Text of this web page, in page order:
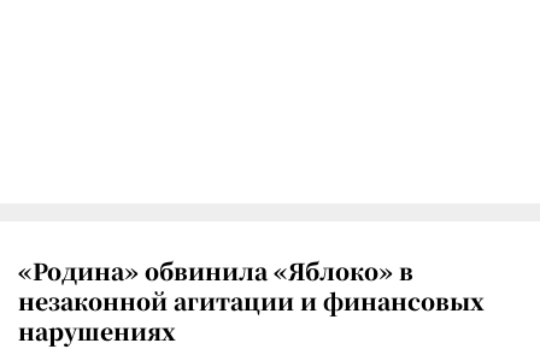
«Родина» обвинила «Яблоко» в
незаконной агитации и финансовых
нарушениях